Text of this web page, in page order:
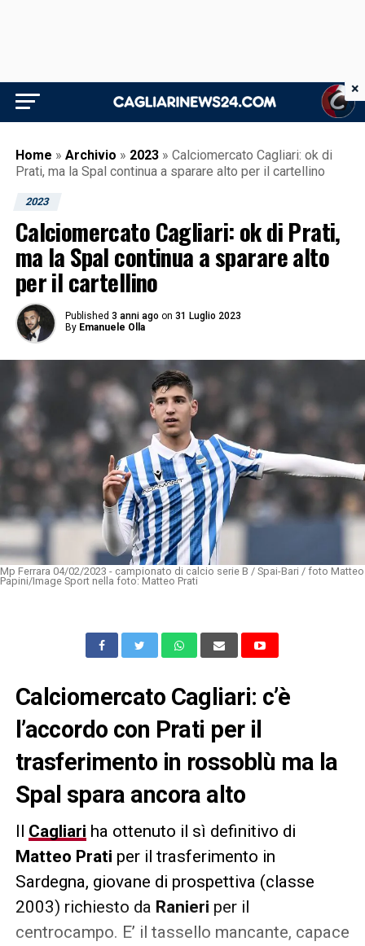
Home » Archivio » 2023 » Calciomercato Cagliari: ok di
Prati, ma la Spal continua a sparare alto per il cartellino
2023
Calciomercato Cagliari: ok di Prati,
ma la Spal continua a sparare alto
per il cartellino
Published 3 anni ago on 31 Luglio 2023
By Emanuele Olla
Mp Ferrara 04/02/2023 - campionato di calcio serie B / Spai-Bari / foto Matteo
Papini/Image Sport nella foto: Matteo Prati
Calciomercato Cagliari: c’è
l’accordo con Prati per il
trasferimento in rossoblù ma la
Spal spara ancora alto
Il Cagliari ha ottenuto il sì definitivo di
Matteo Prati per il trasferimento in
Sardegna, giovane di prospettiva (classe
2003) richiesto da Ranieri per il
centrocampo. E’ il tassello mancante, capace
×